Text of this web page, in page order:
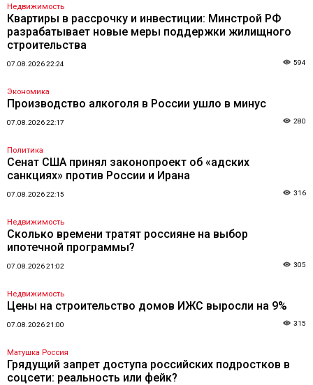
Недвижимость
Квартиры в рассрочку и инвестиции: Минстрой РФ
разрабатывает новые меры поддержки жилищного
строительства
07.08.2026 22:24 594
Экономика
Производство алкоголя в России ушло в минус
07.08.2026 22:17 280
Политика
Сенат США принял законопроект об «адских
санкциях» против России и Ирана
07.08.2026 22:15 316
Недвижимость
Сколько времени тратят россияне на выбор
ипотечной программы?
07.08.2026 21:02 305
Недвижимость
Цены на строительство домов ИЖС выросли на 9%
07.08.2026 21:00 315
Матушка Россия
Грядущий запрет доступа российских подростков в
соцсети: реальность или фейк?